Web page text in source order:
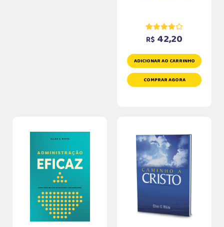
R$ 42,20
ADICIONAR AO CARRINHO
COMPRAR AGORA